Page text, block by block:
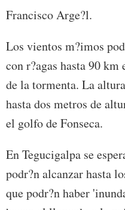
Francisco Arge?l.
Los vientos m?imos
con r?agas hasta 90
de la tormenta. La
hasta dos metros de
el golfo de Fonseca.
En Tegucigalpa se
podr?n alcanzar hasta
que podr?n haber